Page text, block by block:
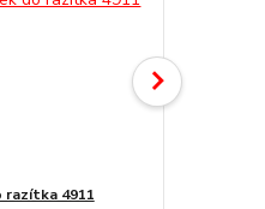
razítka 4911